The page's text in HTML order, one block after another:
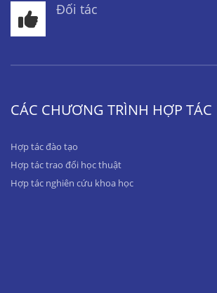
Đối tác
CÁC CHƯƠNG TRÌNH HỢP TÁC
Hợp tác đào tạo
Hợp tác trao đổi học thuật
Hợp tác nghiên cứu khoa học